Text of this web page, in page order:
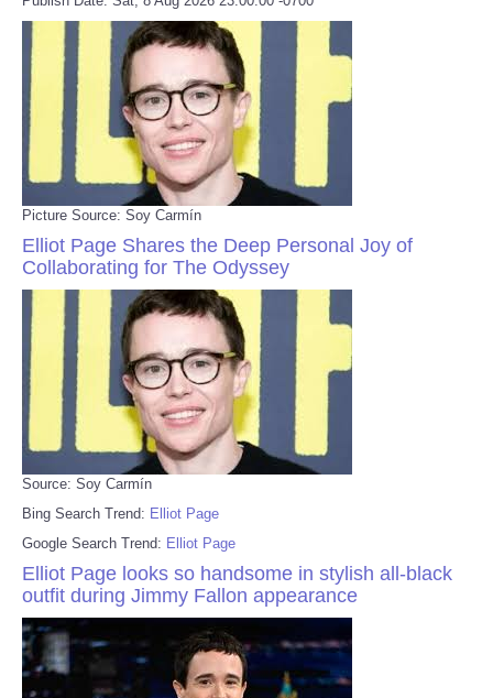
Picture Source: Soy Carmín
Elliot Page Shares the Deep Personal Joy of
Collaborating for The Odyssey
Source: Soy Carmín
Bing Search Trend: Elliot Page
Google Search Trend: Elliot Page
Elliot Page looks so handsome in stylish all-black
outfit during Jimmy Fallon appearance